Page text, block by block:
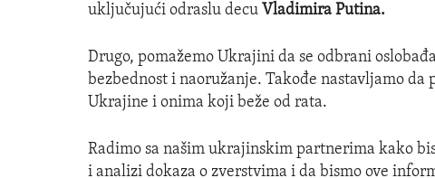
uključujući odraslu decu Vladimira Putina.
Drugo, pomažemo Ukrajini da se odbrani
bezbednost i naoružanje. Takođe nastavljamo
Ukrajine i onima koji beže od rata.
Radimo sa našim ukrajinskim partnerima kako
i analizi dokaza o zverstvima i da bismo ove